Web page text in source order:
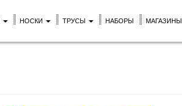
НОСКИ ТРУСЫ НАБОРЫ МАГАЗИНЫ